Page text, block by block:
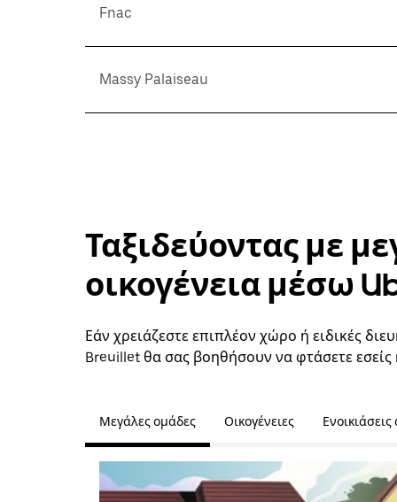
Fnac
Massy Palaiseau
Ταξιδεύοντας με
οικογένεια μέσω
Εάν χρειάζεστε επιπλέον χώρο ή ειδικές
Breuillet θα σας βοηθήσουν να φτάσετε
Μεγάλες ομάδες Οικογένειες